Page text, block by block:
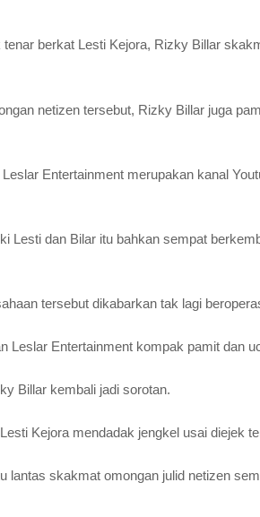
tenar berkat Lesti Kejora, Rizky Billar
netizen tersebut, Rizky Billar juga
Entertainment merupakan kanal
Lesti dan Bilar itu bahkan sempat
tersebut dikabarkan tak lagi
Leslar Entertainment kompak pamit dan
Billar kembali jadi sorotan.
Kejora mendadak jengkel usai diejek
lantas skakmat omongan julid netizen